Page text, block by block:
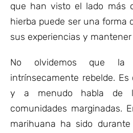
que han visto el lado más
hierba puede ser una forma
sus experiencias y
No olvidemos que
intrínsecamente rebelde.
y a menudo habla de
comunidades marginadas.
marihuana ha sido